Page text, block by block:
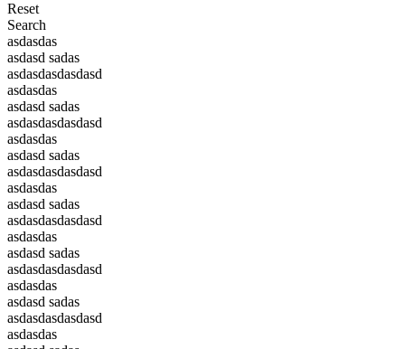
Reset
Search
asdasdas
asdasd sadas
asdasdasdasdasd
asdasdas
asdasd sadas
asdasdasdasdasd
asdasdas
asdasd sadas
asdasdasdasdasd
asdasdas
asdasd sadas
asdasdasdasdasd
asdasdas
asdasd sadas
asdasdasdasdasd
asdasdas
asdasd sadas
asdasdasdasdasd
asdasdas